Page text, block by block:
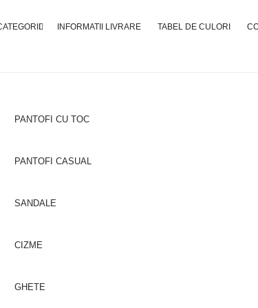
PANTOFI CU TOC
PANTOFI CASUAL
SANDALE
CIZME
GHETE
INFORMATII LIVRARE TABEL DE CULORI
a găsi produsele preferate!